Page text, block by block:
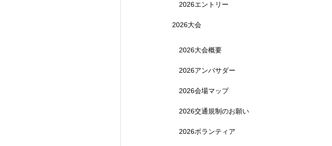
【受付終了】参加費無料! 5月6日(祝) 「小学生ラン教室」
2026エントリー
2026大会
2026大会概要
2026アンバサダー
2026会場マップ
2026交通規制のお願い
2026ボランティア